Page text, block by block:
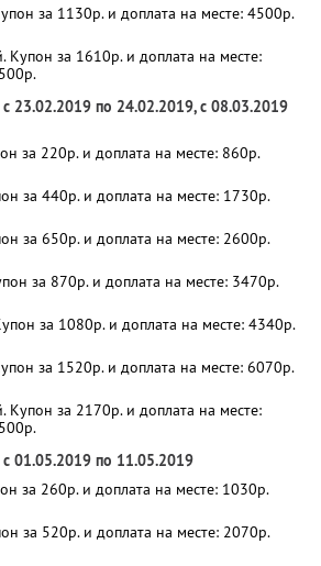
за 1130р. и доплата на месте: 4500р.
Купон за 1610р. и доплата на месте:
23.02.2019 по 24.02.2019, с 08.03.2019
за 220р. и доплата на месте: 860р.
за 440р. и доплата на месте: 1730р.
за 650р. и доплата на месте: 2600р.
за 870р. и доплата на месте: 3470р.
за 1080р. и доплата на месте: 4340р.
за 1520р. и доплата на месте: 6070р.
Купон за 2170р. и доплата на месте:
01.05.2019 по 11.05.2019
за 260р. и доплата на месте: 1030р.
за 520р. и доплата на месте: 2070р.